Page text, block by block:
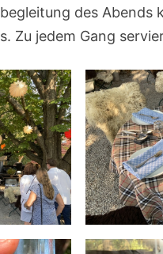
des
Zu jedem Gang